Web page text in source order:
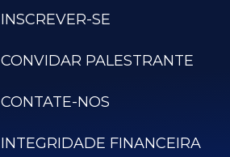
INSCREVER-SE
CONVIDAR PALESTRANTE
CONTATE-NOS
INTEGRIDADE FINANCEIRA